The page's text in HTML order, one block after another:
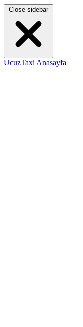
Close sidebar
UcuzTaxi Anasayfa